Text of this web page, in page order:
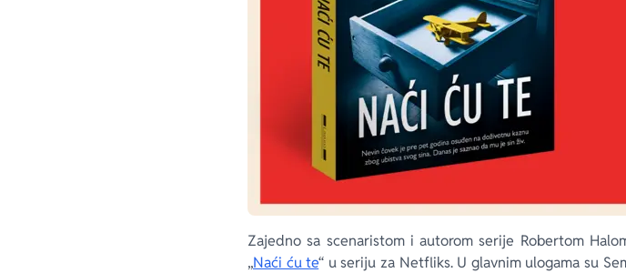
Zajedno sa scenaristom i autorom serije Robertom
„Naći ću te“ u seriju za Netfliks. U glavnim ulogama su